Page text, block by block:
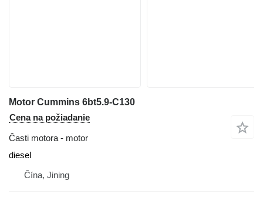
Motor Cummins 6bt5.9-C130
Cena na požiadanie
Časti motora - motor
diesel
Čína, Jining